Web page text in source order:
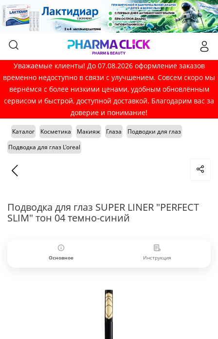
Уважаемые клиенты! До 07.08.2026 оформление заказов
временно недоступно в связи с улучшением. Совсем скоро мы
вернёмся с более низкими ценами, удобным обновлённым
сервисом и быстрой, доступной доставкой. Благодарим вас за
доверие и понимание!
Каталог Косметика Макияж Глаза
Подводки для глаз
Подводка для глаз L'oreal
Подводка для глаз SUPER LINER "PERFECT
SLIM" тон 04 темно-синий
Основное Инструкция